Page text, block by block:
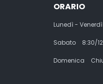
ORARIO
Lunedì - Venerdì
Sabato 8:30/
Domenica